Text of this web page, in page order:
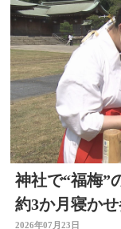
神社で“福梅”
約3か月寝か
2026年07月23日